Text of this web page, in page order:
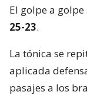
El golpe a golpe
25-23.
La tónica se
aplicada
pasajes a los